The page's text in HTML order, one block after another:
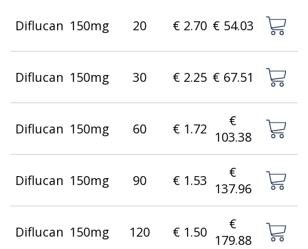
Diflucan 150mg 20 € 2.70 € 54.03
Diflucan 150mg 30 € 2.25 € 67.51
Diflucan 150mg 60 € 1.72
€
103.38
Diflucan 150mg 90 € 1.53
€
137.96
Diflucan 150mg 120 € 1.50
€
179.88